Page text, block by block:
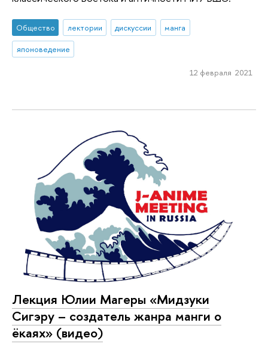
Общество лектории дискуссии
манга
японоведение
12 февраля 2021
Лекция Юлии Магеры «Мидзуки
Сигэру – создатель жанра манги о
ёкаях» (видео)